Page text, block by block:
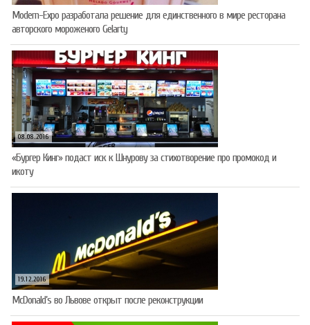
Modern-Expo разработала решение для единственного в мире ресторана
авторского мороженого Gelarty
08.08.2016
«Бургер Кинг» подаст иск к Шнурову за стихотворение про промокод и
икоту
19.12.2016
McDonald’s во Львове открыт после реконструкции